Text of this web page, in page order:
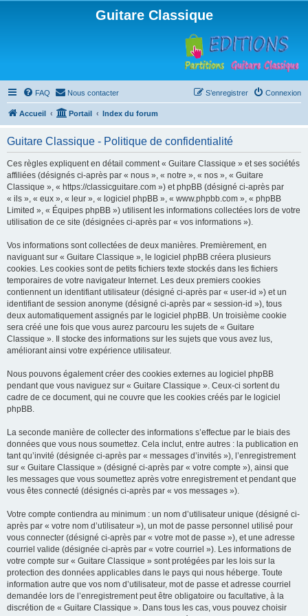
Guitare Classique
FAQ Nous contacter Connexion
S’enregistrer
Accueil Portail Index du forum
Guitare Classique - Politique de confidentialité
Ces règles expliquent en détail comment « Guitare Classique » et ses sociétés
affiliées (désignés ci-après par « nous », « notre », « nos », « Guitare
Classique », « https://classicguitare.com ») et phpBB (désigné ci-après par
« ils », « eux », « leur », « logiciel phpBB », « www.phpbb.com », « phpBB
Limited », « Équipes phpBB ») utilisent les informations collectées lors de votre
utilisation de ce site (désignées ci-après par « vos informations »).
Vos informations sont collectées de deux manières. Premièrement, en
naviguant sur « Guitare Classique », le logiciel phpBB créera plusieurs
cookies. Les cookies sont de petits fichiers texte stockés dans les fichiers
temporaires de votre navigateur Internet. Les deux premiers cookies
contiennent un identifiant utilisateur (désigné ci-après par « user-id ») et un
identifiant de session anonyme (désigné ci-après par « session-id »), tous
deux automatiquement assignés par le logiciel phpBB. Un troisième cookie
sera créé une fois que vous aurez parcouru les sujets de « Guitare
Classique ». Il stocke des informations sur les sujets que vous avez lus,
améliorant ainsi votre expérience utilisateur.
Nous pouvons également créer des cookies externes au logiciel phpBB
pendant que vous naviguez sur « Guitare Classique ». Ceux-ci sortent du
cadre de ce document, qui ne couvre que les cookies créés par le logiciel
phpBB.
La seconde manière de collecter des informations s’effectue par le biais des
données que vous nous soumettez. Cela inclut, entre autres : la publication en
tant qu’invité (désignée ci-après par « messages d’invités »), l’enregistrement
sur « Guitare Classique » (désigné ci-après par « votre compte »), ainsi que
les messages que vous soumettez après votre enregistrement et pendant que
vous êtes connecté (désignés ci-après par « vos messages »).
Votre compte contiendra au minimum : un nom d’utilisateur unique (désigné ci-
après par « votre nom d’utilisateur »), un mot de passe personnel utilisé pour
vous connecter (désigné ci-après par « votre mot de passe »), et une adresse
courriel valide (désignée ci-après par « votre courriel »). Les informations de
votre compte sur « Guitare Classique » sont protégées par les lois sur la
protection des données applicables dans le pays qui nous héberge. Toute
information autre que vos nom d’utilisateur, mot de passe et adresse courriel
demandée lors de l’enregistrement peut être obligatoire ou facultative, à la
discrétion de « Guitare Classique ». Dans tous les cas, vous pouvez choisir